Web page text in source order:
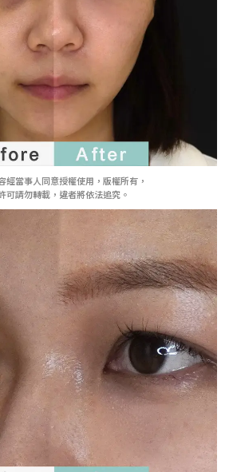
經當事人同意授權使用，版權所有，
可請勿轉載，違者將依法追究。